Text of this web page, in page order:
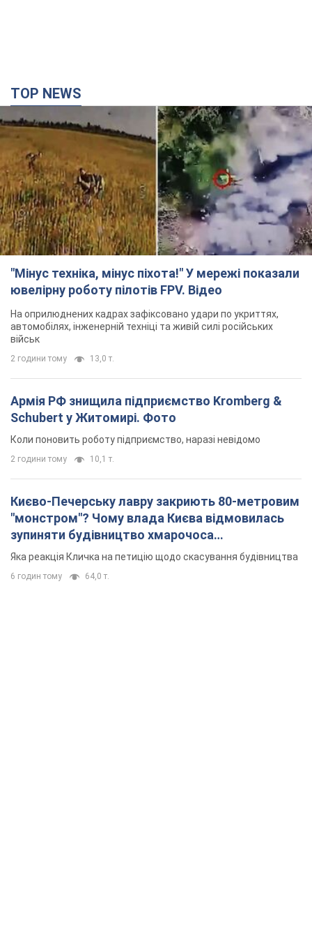
TOP NEWS
"Мінус техніка, мінус піхота!" У мережі показали
ювелірну роботу пілотів FPV. Відео
На оприлюднених кадрах зафіксовано удари по укриттях,
автомобілях, інженерній техніці та живій силі російських
військ
2 години тому 13,0 т.
Армія РФ знищила підприємство Kromberg &
Schubert у Житомирі. Фото
Коли поновить роботу підприємство, наразі невідомо
2 години тому 10,1 т.
Києво-Печерську лавру закриють 80-метровим
"монстром"? Чому влада Києва відмовилась
зупиняти будівництво хмарочоса
"московського вірянина"
Яка реакція Кличка на петицію щодо скасування будівництва
6 годин тому 64,0 т.